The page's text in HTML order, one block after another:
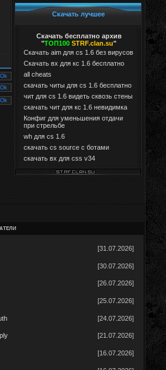
Скачать лучшее
Скачать бесплатно архив
"ТОП100 STRF.clan.su"
Скачать aim для cs 1.6 без вирусов
Cкачать вх для кс 1.6 бесплатно
all cheats
скачать читы для cs 1.6 бесплатно
чит для cs 1.6 видеть сквозь стены
скачать чит для кс 1.6 невидимка
Конфиг для уменьшения отдачи
при стрельбе
wh для cs 1.6
скачать cs source с ботами
скачать вх для css v34
[31.07.2026]
[30.07.2026]
[26.07.2026]
[25.07.2026]
[24.07.2026]
[21.07.2026]
[16.07.2026]